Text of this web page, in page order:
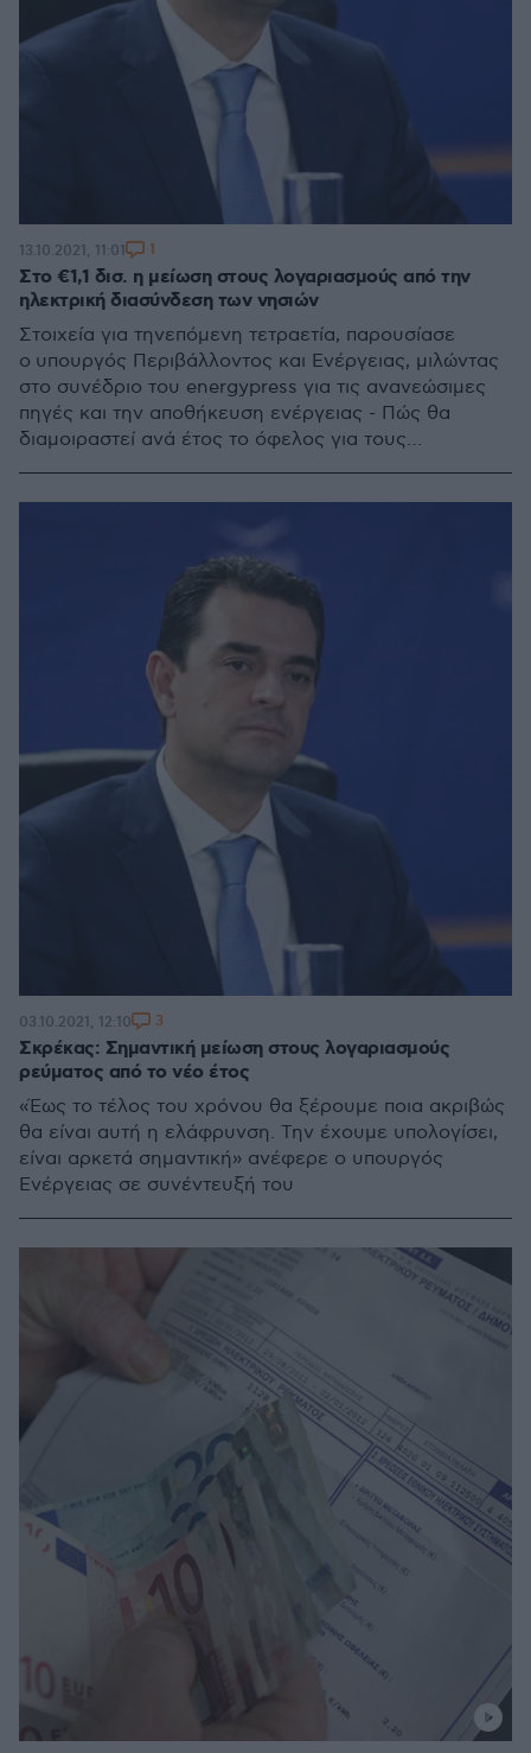
Στο €1,1 δισ. η μείωση στους λογαριασμούς από την
ηλεκτρική διασύνδεση των νησιών
Στοιχεία για τηνεπόμενη τετραετία, παρουσίασε
ο υπουργός Περιβάλλοντος και Ενέργειας, μιλώντας
στο συνέδριο του energypress για τις ανανεώσιμες
πηγές και την αποθήκευση ενέργειας - Πώς θα
διαμοιραστεί ανά έτος το όφελος για τους
13.10.2021, 11:01 1
Σκρέκας: Σημαντική μείωση στους λογαριασμούς
ρεύματος από το νέο έτος
«Έως το τέλος του χρόνου θα ξέρουμε ποια ακριβώς
θα είναι αυτή η ελάφρυνση. Την έχουμε υπολογίσει,
είναι αρκετά σημαντική» ανέφερε ο υπουργός
Ενέργειας σε συνέντευξή του
03.10.2021, 12:10 3